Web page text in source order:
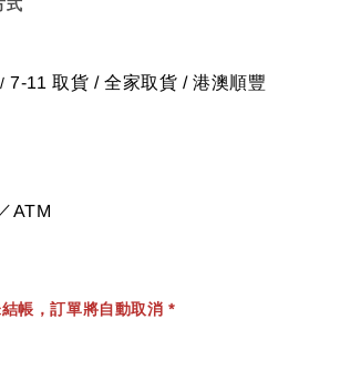
式
/ 7-11 取貨 /全家取貨 / 港澳順豐
ATM
帳，訂單將自動取消 *